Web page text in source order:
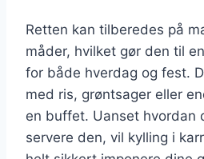
Retten kan tilberedes på
måder, hvilket gør den til
for både hverdag og fest.
med ris, grøntsager eller
en buffet. Uanset hvordan
servere den, vil kylling i